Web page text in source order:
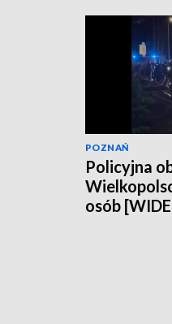
POZNAŃ
Policyjna
osób